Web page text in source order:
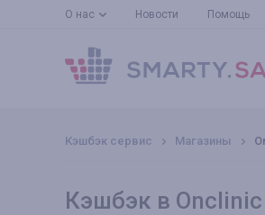
О нас Новости Помощь
Кэшбэк сервис Магазины
Кэшбэк в Onclinic